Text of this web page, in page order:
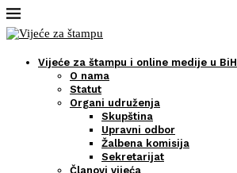
Vijeće za štampu i online medije u BiH
O nama
Statut
Organi udruženja
Skupština
Upravni odbor
Žalbena komisija
Sekretarijat
Članovi vijeća